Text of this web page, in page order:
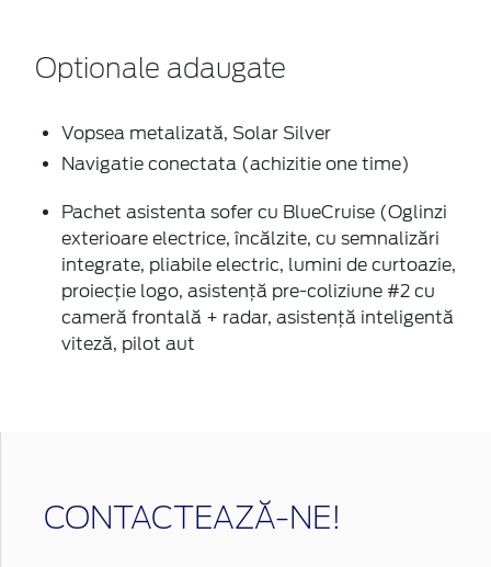
Optionale adaugate
Vopsea metalizată, Solar Silver
Navigatie conectata (achizitie one time)
Pachet asistenta sofer cu BlueCruise (Oglinzi
exterioare electrice, încălzite, cu semnalizări
integrate, pliabile electric, lumini de curtoazie,
proiecție logo, asistență pre-coliziune #2 cu
cameră frontală + radar, asistență inteligentă
viteză, pilot aut
CONTACTEAZĂ-NE!